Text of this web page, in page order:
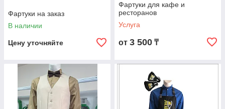
Фартуки на заказ
В наличии
Цену уточняйте
Фартуки для кафе и
ресторанов
Услуга
от 3 500 ₸